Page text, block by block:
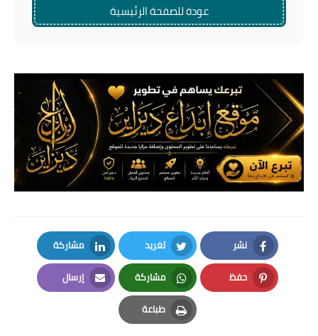
عودة للصفحة الرئيسية
نشر
Facebook
تغريد
Twitter
مشاركة
LinkedIn
حفظ
Pinterest
مشاركة
Whatsapp
إرسال
Email
طباعة
Print